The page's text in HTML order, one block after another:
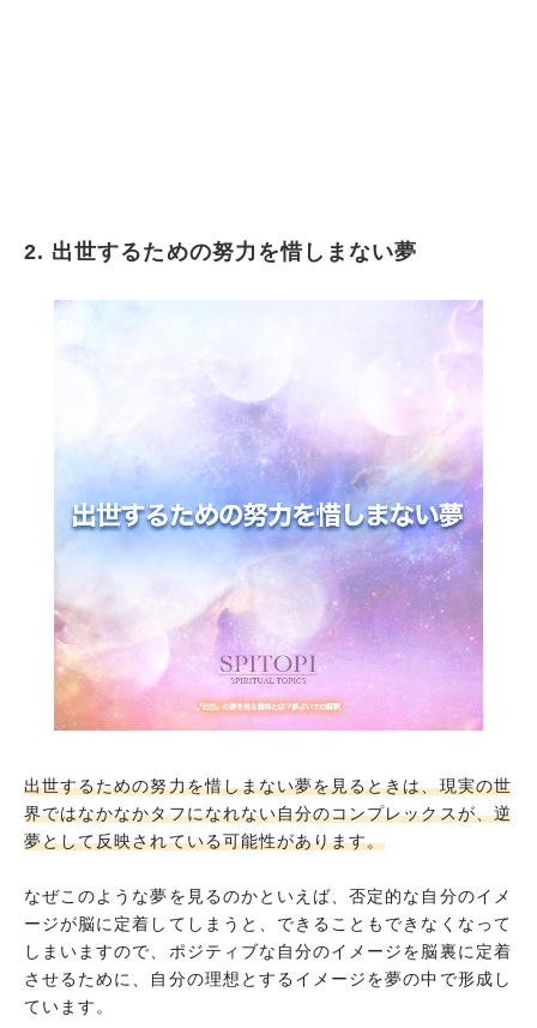
2. 出世するための努力を惜しまない夢
出世するための努力を惜しまない夢を見るときは、現実の世
界ではなかなかタフになれない自分のコンプレックスが、逆
夢として反映されている可能性があります。
なぜこのような夢を見るのかといえば、否定的な自分のイメ
ージが脳に定着してしまうと、できることもできなくなって
しまいますので、ポジティブな自分のイメージを脳裏に定着
させるために、自分の理想とするイメージを夢の中で形成し
ています。